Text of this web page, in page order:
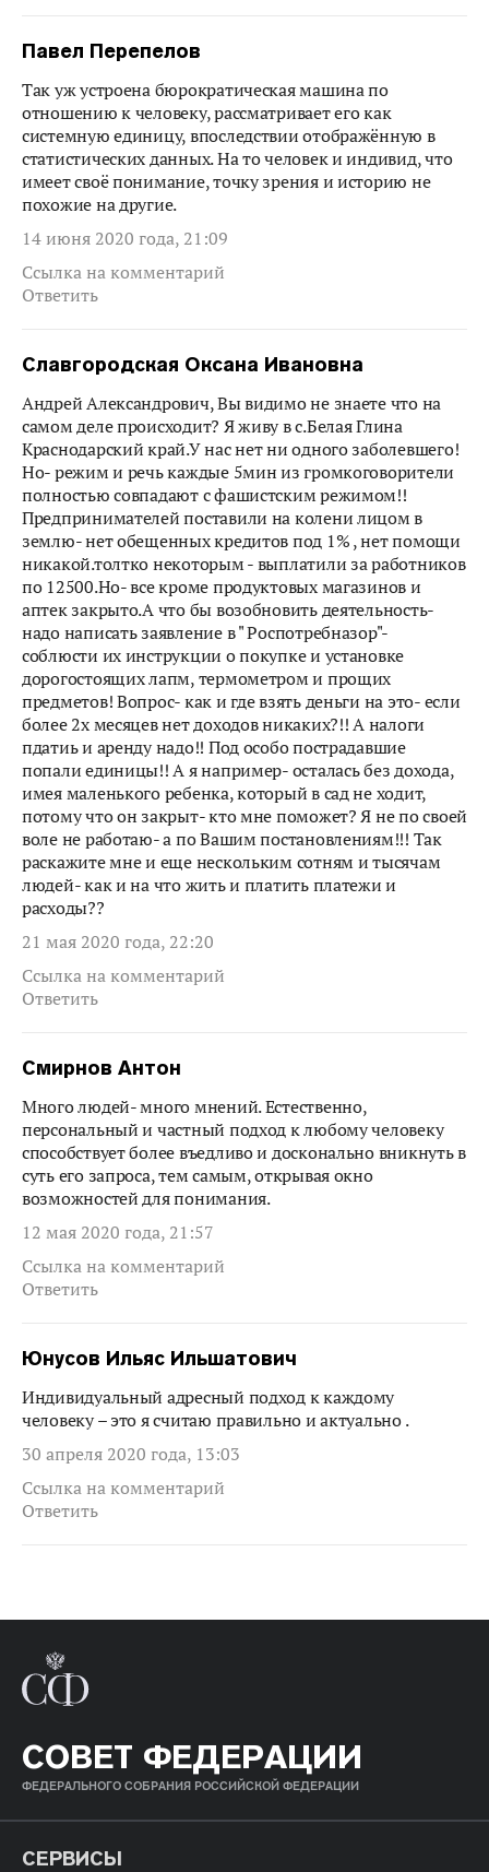
Павел Перепелов
Так уж устроена бюрократическая машина по
отношению к человеку, рассматривает его как
системную единицу, впоследствии отображённую в
статистических данных. На то человек и индивид, что
имеет своё понимание, точку зрения и историю не
похожие на другие.
14 июня 2020 года, 21:09
Ссылка на комментарий
Ответить
Славгородская Оксана Ивановна
Андрей Александрович, Вы видимо не знаете что на
самом деле происходит? Я живу в с.Белая Глина
Краснодарский край.У нас нет ни одного заболевшего!
Но- режим и речь каждые 5мин из громкоговорители
полностью совпадают с фашистским режимом!!
Предпринимателей поставили на колени лицом в
землю- нет обещенных кредитов под 1% , нет помощи
никакой.толтко некоторым - выплатили за работников
по 12500.Но- все кроме продуктовых магазинов и
аптек закрыто.А что бы возобновить деятельность-
надо написать заявление в " Роспотребназор"-
соблюсти их инструкции о покупке и установке
дорогостоящих лапм, термометром и прощих
предметов! Вопрос- как и где взять деньги на это- если
более 2х месяцев нет доходов никаких?!! А налоги
пдатиь и аренду надо!! Под особо пострадавшие
попали единицы!! А я например- осталась без дохода,
имея маленького ребенка, который в сад не ходит,
потому что он закрыт- кто мне поможет? Я не по своей
воле не работаю- а по Вашим постановлениям!!! Так
раскажите мне и еще нескольким сотням и тысячам
людей- как и на что жить и платить платежи и
расходы??
21 мая 2020 года, 22:20
Ссылка на комментарий
Ответить
Смирнов Антон
Много людей- много мнений. Естественно,
персональный и частный подход к любому человеку
способствует более въедливо и досконально вникнуть в
суть его запроса, тем самым, открывая окно
возможностей для понимания.
12 мая 2020 года, 21:57
Ссылка на комментарий
Ответить
Юнусов Ильяс Ильшатович
Индивидуальный адресный подход к каждому
человеку – это я считаю правильно и актуально .
30 апреля 2020 года, 13:03
Ссылка на комментарий
Ответить
СОВЕТ ФЕДЕРАЦИИ
ФЕДЕРАЛЬНОГО СОБРАНИЯ РОССИЙСКОЙ ФЕДЕРАЦИИ
СЕРВИСЫ